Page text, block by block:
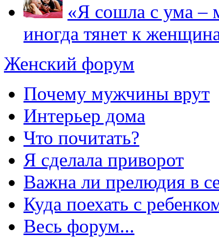
«Я сошла с ума –
иногда тянет к
Женский форум
Почему мужчины врут
Интерьер дома
Что почитать?
Я сделала приворот
Важна ли прелюдия в
Куда поехать с
Весь форум...